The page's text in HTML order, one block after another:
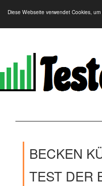
Diese Webseite verwendet Cookies,
BECKEN
TEST DER